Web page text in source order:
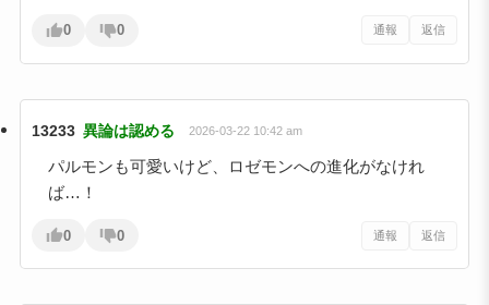
0 0 通報 返信
13233 異論は認める 2026-03-22 10:42 am
パルモンも可愛いけど、ロゼモンへの進化がなけれ
ば…！
0 0 通報 返信